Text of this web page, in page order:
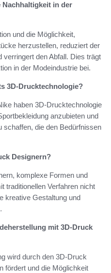
Nachhaltigkeit in der
und die Möglichkeit,
herzustellen, reduziert der
den Abfall. Dies trägt
in der Modeindustrie bei.
3D-Drucktechnologie?
haben 3D-Drucktechnologie
anzubieten und
die den Bedürfnissen
Designern?
komplexe Formen und
traditionellen Verfahren nicht
kreative Gestaltung und
mit 3D-Druck
wird durch den 3D-Druck
fördert und die Möglichkeit